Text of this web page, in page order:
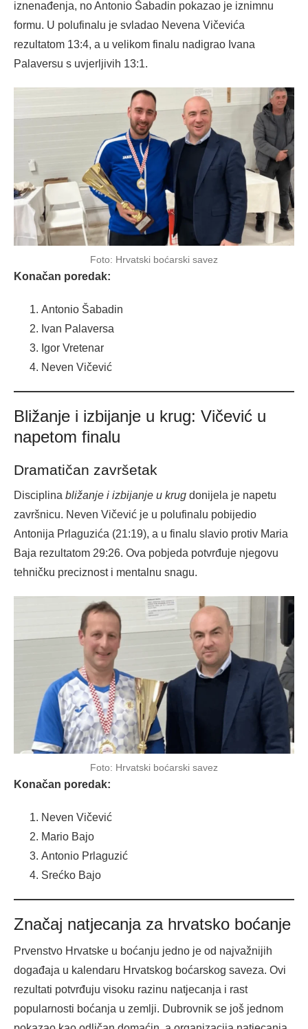
iznenađenja, no Antonio Šabadin pokazao je iznimnu
formu. U polufinalu je svladao Nevena Vičevića
rezultatom 13:4, a u velikom finalu nadigrao Ivana
Palaversu s uvjerljivih 13:1.
Foto: Hrvatski boćarski savez
Konačan poredak:
Antonio Šabadin
Ivan Palaversa
Igor Vretenar
Neven Vičević
Bližanje i izbijanje u krug: Vičević u
napetom finalu
Dramatičan završetak
Disciplina bližanje i izbijanje u krug donijela je napetu
završnicu. Neven Vičević je u polufinalu pobijedio
Antonija Prlaguzića (21:19), a u finalu slavio protiv Maria
Baja rezultatom 29:26. Ova pobjeda potvrđuje njegovu
tehničku preciznost i mentalnu snagu.
Foto: Hrvatski boćarski savez
Konačan poredak:
Neven Vičević
Mario Bajo
Antonio Prlaguzić
Srećko Bajo
Značaj natjecanja za hrvatsko boćanje
Prvenstvo Hrvatske u boćanju jedno je od najvažnijih
događaja u kalendaru Hrvatskog boćarskog saveza. Ovi
rezultati potvrđuju visoku razinu natjecanja i rast
popularnosti boćanja u zemlji. Dubrovnik se još jednom